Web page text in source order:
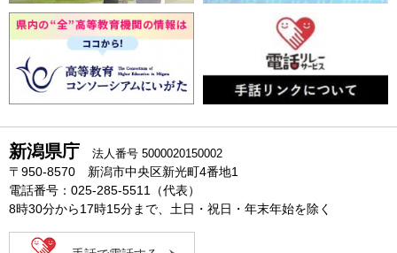
新潟県庁 法人番号 5000020150002
〒950-8570 新潟市中央区新光町4番地1
電話番号：025-285-5511（代表）
8時30分から17時15分まで、土日・祝日・年末年始を除く